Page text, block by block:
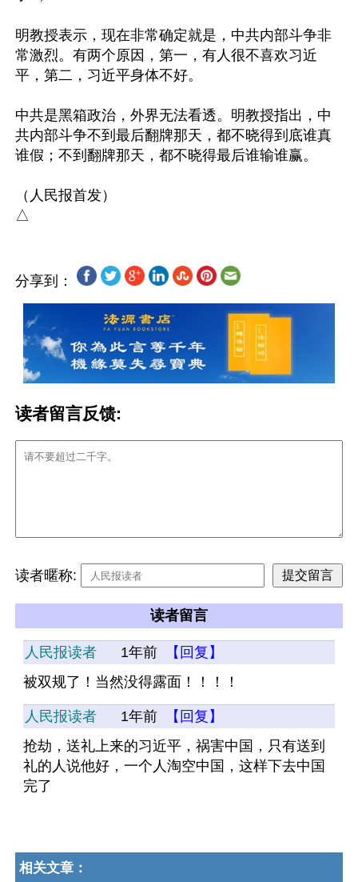
明教授表示，现在非常确定就是，中共内部斗争非
常激烈。有两个原因，第一，有人很不喜欢习近
平，第二，习近平身体不好。
中共是黑箱政治，外界无法看透。明教授指出，中
共内部斗争不到最后翻牌那天，都不晓得到底谁真
谁假；不到翻牌那天，都不晓得最后谁输谁赢。
（人民报首发）
分享到：
读者留言反馈:
读者暱称:
读者留言
人民报读者 1年前
【回复】
被双规了！当然没得露面！！！！
人民报读者 1年前
【回复】
抢劫，送礼上来的习近平，祸害中国，只有送到
礼的人说他好，一个人淘空中国，这样下去中国
完了
相关文章：